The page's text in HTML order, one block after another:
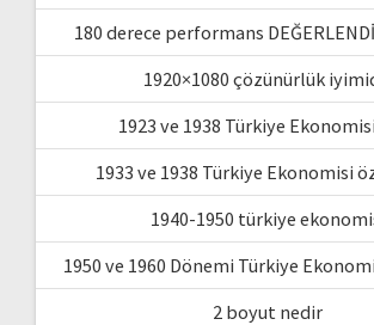
180 derece performans
1920×1080 çözünürlük
1923 ve 1938 Türkiye
1933 ve 1938 Türkiye Ekonomisi
1940-1950 türkiye
1950 ve 1960 Dönemi Türkiye
2 boyut nedir